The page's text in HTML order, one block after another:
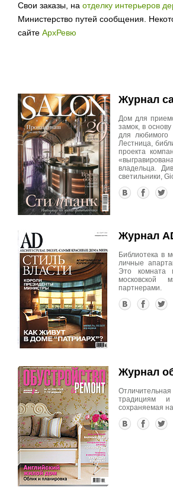
Свои заказы, на отделку интерьеров
Министерство путей сообщения.
сайте АрхРевю
Журнал
Дом для
замок, в
для любимого
Лестница,
проекта
владельца.
светильники,
Журнал
Библиотека в
личные
Это комната
московской
партнерами.
Журнал
традициям
сохраняемая